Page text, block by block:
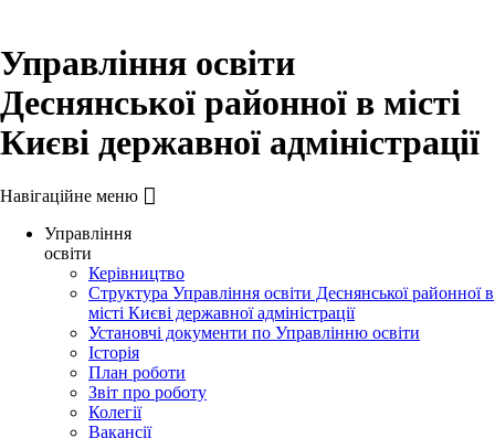
Управління освіти
Деснянської районної в місті
Києві державної адміністрації
Навігаційне меню
Управління
освіти
Керівництво
Структура Управління освіти Деснянської районної в
місті Києві державної адміністрації
Установчі документи по Управлінню освіти
Історія
План роботи
Звіт про роботу
Колегії
Вакансії